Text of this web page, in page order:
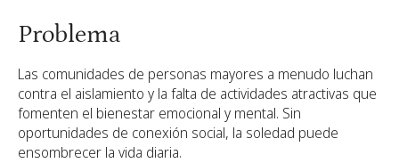
Problema
Las comunidades de personas mayores a menudo luchan
contra el aislamiento y la falta de actividades atractivas que
fomenten el bienestar emocional y mental. Sin
oportunidades de conexión social, la soledad puede
ensombrecer la vida diaria.